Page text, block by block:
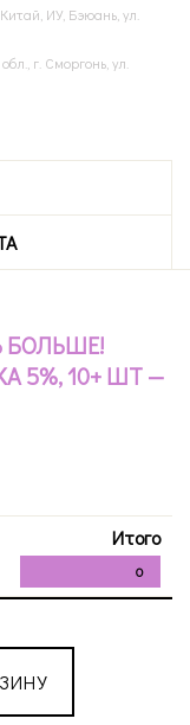
Китай, ИУ, Бэюань, ул.
г. Сморгонь, ул.
БОЛЬШЕ!
5%, 10+ ШТ —
Итого
0